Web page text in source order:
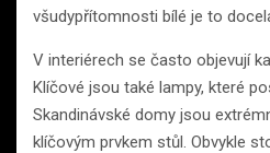
všudypřítomnosti bílé je to
V interiérech se často objevují
Klíčové jsou také lampy, které
Skandinávské domy jsou
klíčovým prvkem stůl. Obvykle